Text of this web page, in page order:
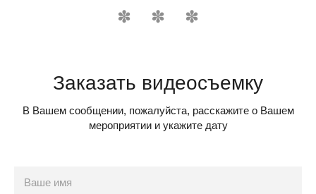
Заказать видеосъемку
В Вашем сообщении, пожалуйста, расскажите о Вашем
мероприятии и укажите дату